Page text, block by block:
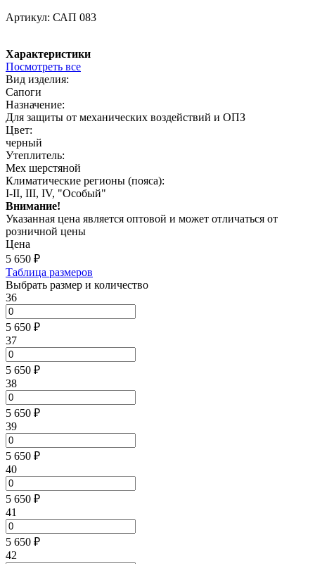
Артикул: САП 083
Характеристики
Посмотреть все
Вид изделия:
Сапоги
Назначение:
Для защиты от механических воздействий и ОПЗ
Цвет:
черный
Утеплитель:
Мех шерстяной
Климатические регионы (пояса):
I-II, III, IV, "Особый"
Внимание!
Указанная цена является оптовой и может отличаться от
розничной цены
Цена
5 650 ₽
Таблица размеров
Выбрать размер и количество
36
5 650 ₽
37
5 650 ₽
38
5 650 ₽
39
5 650 ₽
40
5 650 ₽
41
5 650 ₽
42